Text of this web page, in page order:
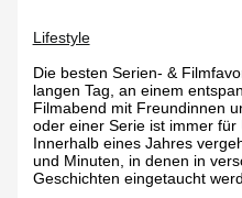
Lifestyle
Die besten Serien- &
langen Tag, an einem
Filmabend mit Freundinnen
oder einer Serie ist immer für
Innerhalb eines Jahres
und Minuten, in denen in
Geschichten eingetaucht